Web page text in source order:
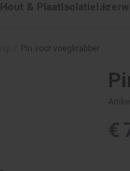
Hout & PlaatIsolatie
Pin voor voegkrabber
€